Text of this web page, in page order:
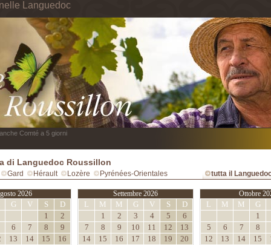
Languedoc
Comté a 5 giorni
di Languedoc Roussillon
Gard Hérault Lozère Pyrénées-Orientales tutta il
2026
G V S
D
1
2
6
7 8
9
13 14 15
16
Settembre 2026
L M M G V S
D
1
2 3 4 5
6
7
8 9 10 11 12
13
14
15 16 17 18 19
20
Ottobre
L M M
G
1
5
6 7
8
12
13 14 15